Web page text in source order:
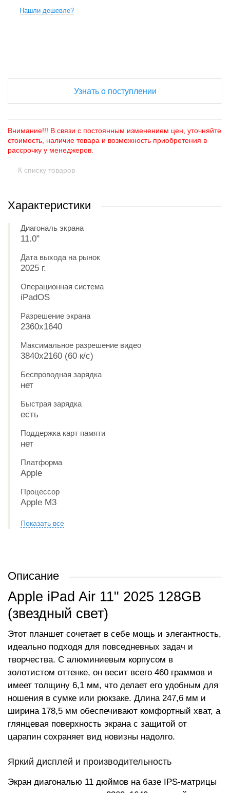
Нашли дешевле?
Узнать о поступлении
Внимание!!! В связи с постоянным изменением цен, уточняйте
стоимость, наличие товара и возможность приобретения в
рассрочку у менеджеров.
К списку товаров
Характеристики
Диагональ экрана
11.0"
Дата выхода на рынок
2025 г.
Операционная система
iPadOS
Разрешение экрана
2360x1640
Максимальное разрешение видео
3840x2160 (60 к/с)
Беспроводная зарядка
нет
Быстрая зарядка
есть
Поддержка карт памяти
нет
Платформа
Apple
Процессор
Apple M3
Показать все
Описание
Apple iPad Air 11" 2025 128GB
(звездный свет)
Этот планшет сочетает в себе мощь и элегантность,
идеально подходя для повседневных задач и
творчества. С алюминиевым корпусом в
золотистом оттенке, он весит всего 460 граммов и
имеет толщину 6,1 мм, что делает его удобным для
ношения в сумке или рюкзаке. Длина 247,6 мм и
ширина 178,5 мм обеспечивают комфортный хват, а
глянцевая поверхность экрана с защитой от
царапин сохраняет вид новизны надолго.
Яркий дисплей и производительность
Экран диагональю 11 дюймов на базе IPS-матрицы